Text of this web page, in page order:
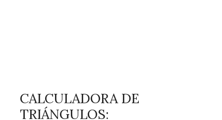
CALCULADORA DE
TRIÁNGULOS: